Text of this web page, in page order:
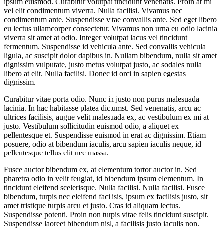
vel elit condimentum viverra. Nulla facilisi. Vivamus nec
condimentum ante. Suspendisse vitae convallis ante. Sed eget libero
eu lectus ullamcorper consectetur. Vivamus non urna eu odio lacinia
viverra sit amet at odio. Integer volutpat lacus vel tincidunt
fermentum. Suspendisse id vehicula ante. Sed convallis vehicula
ligula, ac suscipit dolor dapibus in. Nullam bibendum, nulla sit amet
dignissim vulputate, justo metus volutpat justo, ac sodales nulla
libero at elit. Nulla facilisi. Donec id orci in sapien egestas
dignissim.
Curabitur vitae porta odio. Nunc in justo non purus malesuada
lacinia. In hac habitasse platea dictumst. Sed venenatis, arcu ac
ultrices facilisis, augue velit malesuada ex, ac vestibulum ex mi at
justo. Vestibulum sollicitudin euismod odio, a aliquet ex
pellentesque et. Suspendisse euismod in erat ac dignissim. Etiam
posuere, odio at bibendum iaculis, arcu sapien iaculis neque, id
pellentesque tellus elit nec massa.
Fusce auctor bibendum ex, at elementum tortor auctor in. Sed
pharetra odio in velit feugiat, id bibendum ipsum elementum. In
tincidunt eleifend scelerisque. Nulla facilisi. Nulla facilisi. Fusce
bibendum, turpis nec eleifend facilisis, ipsum ex facilisis justo, sit
amet tristique turpis arcu et justo. Cras id aliquam lectus.
Suspendisse potenti. Proin non turpis vitae felis tincidunt suscipit.
Suspendisse laoreet bibendum nisl, a facilisis justo iaculis non.